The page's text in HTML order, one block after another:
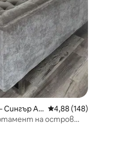
Сингър Ай Средна оценка: 4,88
4,88 (148)
на остров